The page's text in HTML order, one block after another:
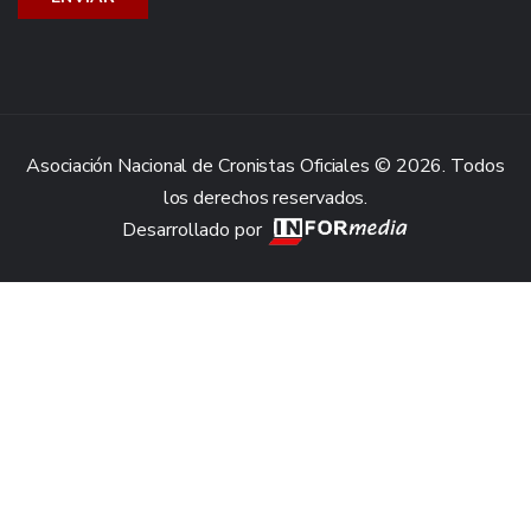
Asociación Nacional de Cronistas Oficiales © 2026. Todos
los derechos reservados.
Desarrollado por